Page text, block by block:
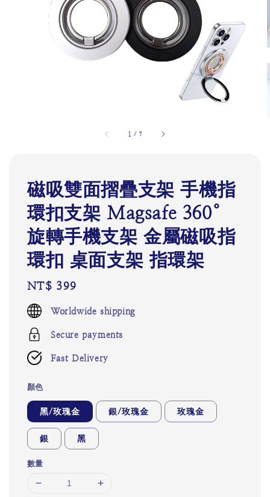
1 /7
磁吸雙面摺疊支架 手機指
環扣支架 Magsafe 360°
旋轉手機支架 金屬磁吸指
環扣 桌面支架 指環架
Regular
price
NT$ 399
Worldwide shipping
Secure payments
Fast Delivery
顏色
黑/玫瑰金 銀/玫瑰金 玫瑰金
銀 黑
數量